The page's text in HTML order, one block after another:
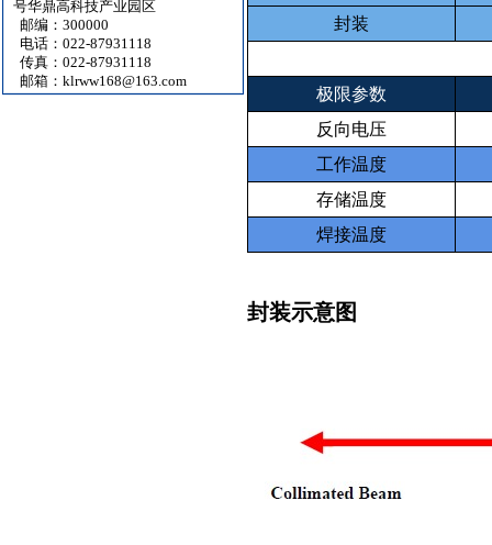
号华鼎高科技产业园区
邮编：300000
电话：022-87931118
传真：022-87931118
邮箱： klrww168@163.com
封装
极限参数
反向电压
工作温度
存储温度
焊接温度
封装示意图